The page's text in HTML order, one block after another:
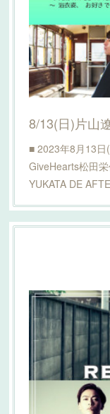
■ 2023年8月13
GiveHearts松田
YUKATA DE